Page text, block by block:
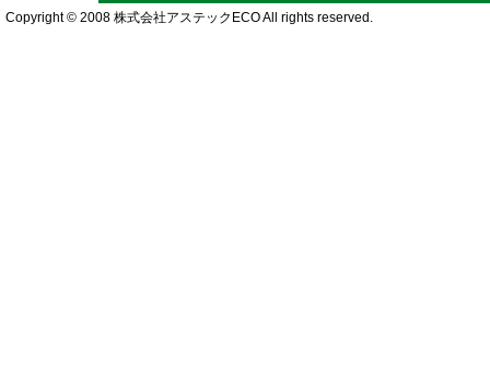
Copyright © 2008 株式会社アステックECO All rights reserved.